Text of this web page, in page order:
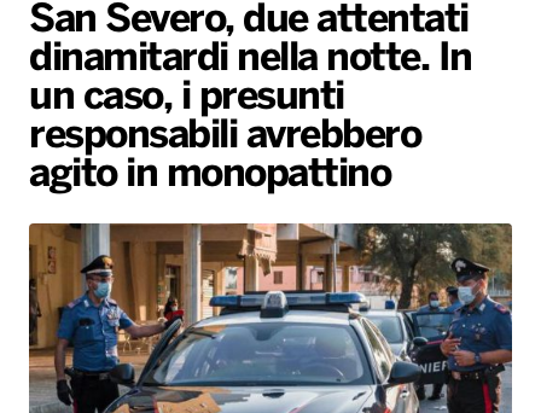
Hit Dance
Giochi&Concorsi
PALATOUR
Locali
Musica e Spettacolo
Sport
Radio Norba Consiglia
Leggerissime
Playlist
Generale
Novità
Notiziario
Interviste
Oroscopo
Speciale Astrabilia 2026
Gallery
Radio Norba News TV
Voce al Bari
Battiti Live 2026
Gallery
San Severo, due attentati
dinamitardi nella notte. In
un caso, i presunti
responsabili avrebbero
agito in monopattino